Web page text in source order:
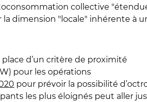
collective
dimension "locale" inhérente à
place d’un critère de proximité
pour les opérations
pour prévoir la possibilité
les plus éloignés peut aller